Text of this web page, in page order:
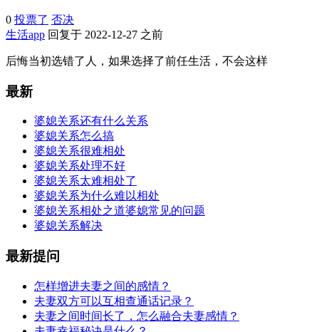
0 投票了 否决
生活app 回复于 2022-12-27 之前
后悔当初选错了人，如果选择了前任生活，不会这样
最新
婆媳关系还有什么关系
婆媳关系怎么搞
婆媳关系很难相处
婆媳关系处理不好
婆媳关系太难相处了
婆媳关系为什么难以相处
婆媳关系相处之道婆媳常见的问题
婆媳关系解决
最新提问
怎样增进夫妻之间的感情？
夫妻双方可以互相查通话记录？
夫妻之间时间长了，怎么融合夫妻感情？